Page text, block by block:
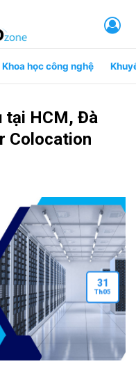
Khoa học công nghệ
tại HCM, Đà
Colocation
31
Th05